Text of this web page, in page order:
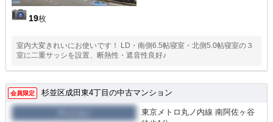
19枚
室内大変きれいにお使いです！ LD・南側6.5帖寝室・北側5.0帖寝室の３
室に二重サッシを設置、断熱性・遮音性良好♪
会員限定 杉並区成田東4丁目の中古マンション
東京メトロ丸ノ内線 南阿佐ヶ谷